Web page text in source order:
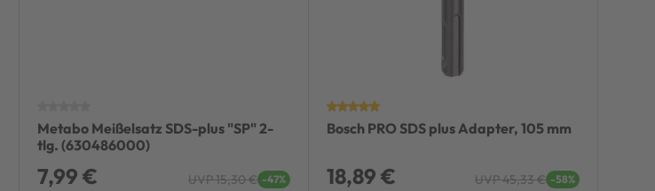
Metabo Meißelsatz SDS-plus "SP" 2-
tlg. (630486000)
7,99 € UVP 15,30 € -47%
Bosch PRO SDS plus Adapter, 105 mm
18,89 € UVP 45,33 € -58%